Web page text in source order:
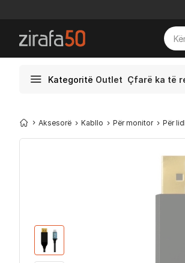
Kategoritë Outlet Çfarë ka të
Aksesorë Kabllo Për monitor Për